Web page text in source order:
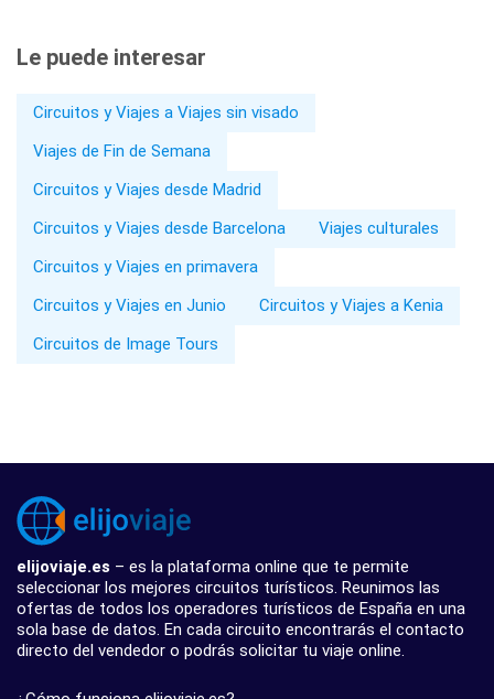
Le puede interesar
Circuitos y Viajes a Viajes sin visado
Viajes de Fin de Semana
Circuitos y Viajes desde Madrid
Circuitos y Viajes desde Barcelona
Viajes culturales
Circuitos y Viajes en primavera
Circuitos y Viajes en Junio
Circuitos y Viajes a Kenia
Circuitos de Image Tours
elijoviaje.es – es la plataforma online que te permite
seleccionar los mejores circuitos turísticos. Reunimos las
ofertas de todos los operadores turísticos de España en una
sola base de datos. En cada circuito encontrarás el contacto
directo del vendedor o podrás solicitar tu viaje online.